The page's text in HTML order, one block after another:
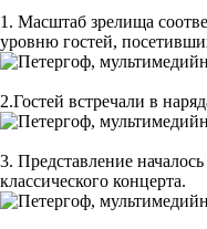
1. Масштаб зрелища
уровню гостей,
2.Гостей встречали в
3. Представление
классического концерта.